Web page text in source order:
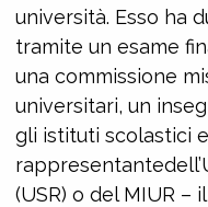
università. Esso ha
tramite un esame
una commissione
universitari, un
gli istituti scolastici
(USR) o del MIUR –